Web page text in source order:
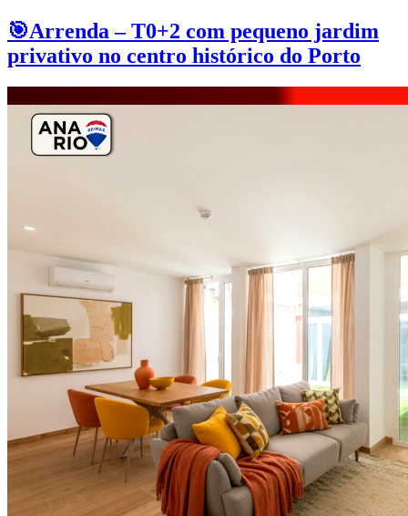
🎯Arrenda – T0+2 com pequeno jardim
privativo no centro histórico do Porto